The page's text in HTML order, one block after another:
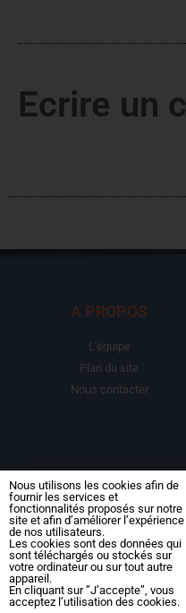
Ecrire un
A PROPOS
L'équipe
Plan du site
Nous contacter
LA BOUTIQUE
Abonnements
Le magazine
Packs
Dossiers
Nous utilisons les cookies afin de
fournir les services et
fonctionnalités proposés sur notre
site et afin d’améliorer l’expérience
de nos utilisateurs.
Les cookies sont des données qui
sont téléchargés ou stockés sur
votre ordinateur ou sur tout autre
appareil.
En cliquant sur ”J’accepte”, vous
acceptez l’utilisation des cookies.